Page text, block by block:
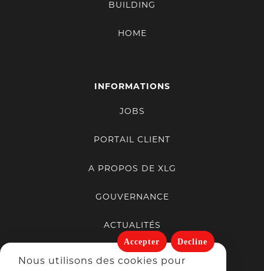
Nous utilisons des cookies pour
Accepter Decline
BUILDING
HOME
INFORMATIONS
JOBS
PORTAIL CLIENT
A PROPOS DE XLG
GOUVERNANCE
ACTUALITÉS
PORTFOLIO